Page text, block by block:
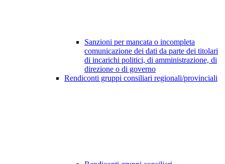
Sanzioni per mancata o incompleta
comunicazione dei dati da parte dei titolari
di incarichi politici, di amministrazione, di
direzione o di governo
Rendiconti gruppi consiliari regionali/provinciali